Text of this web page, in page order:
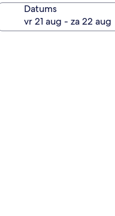
Datums